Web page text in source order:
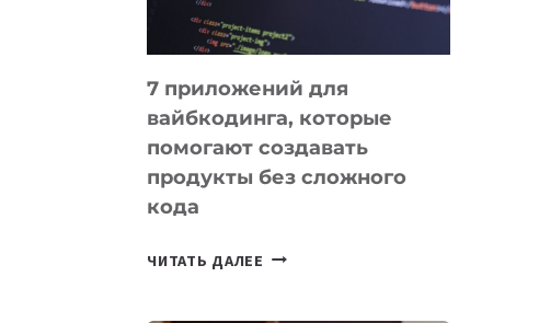
7 приложений для
вайбкодинга, которые
помогают создавать
продукты без сложного
кода
ЧИТАТЬ ДАЛЕЕ